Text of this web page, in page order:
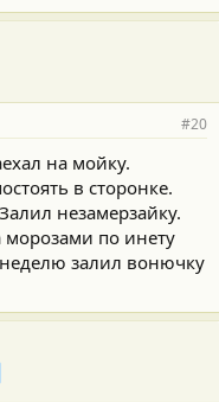
#20
на мойку.
в сторонке.
незамерзайку.
морозами по инету
залил вонючку